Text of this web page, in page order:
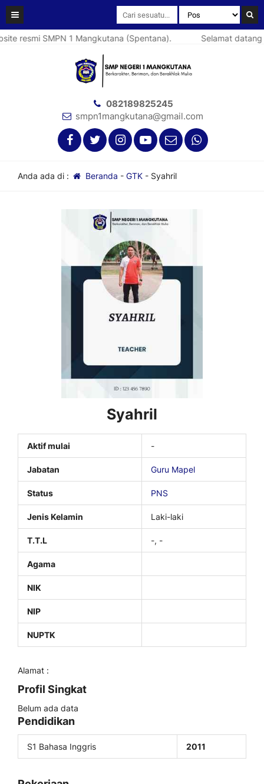
resmi SMPN 1 Mangkutana (Spentana). Selamat datang
082189825245
smpn1mangkutana@gmail.com
Anda ada di : Beranda - GTK- Syahril
Syahril
Aktif mulai -
Jabatan Guru Mapel
Status PNS
Jenis Kelamin Laki-laki
T.T.L -, -
Agama
NIK
NIP
NUPTK
Alamat :
Profil Singkat
Belum ada data
Pendidikan
S1 Bahasa Inggris 2011